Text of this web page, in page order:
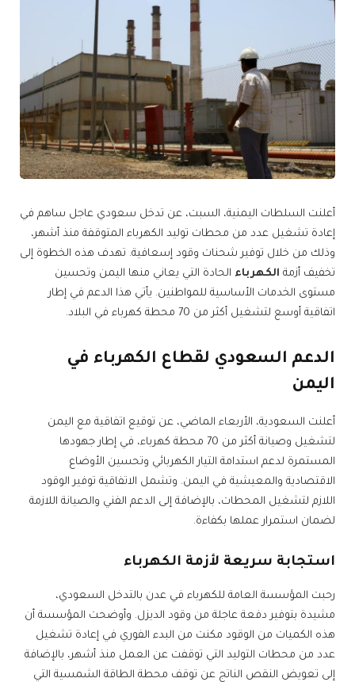
أعلنت السلطات اليمنية، السبت، عن تدخل سعودي عاجل ساهم في
إعادة تشغيل عدد من محطات توليد الكهرباء المتوقفة منذ أشهر،
وذلك من خلال توفير شحنات وقود إسعافية. تهدف هذه الخطوة إلى
تخفيف أزمة الكهرباء الحادة التي يعاني منها اليمن وتحسين
مستوى الخدمات الأساسية للمواطنين. يأتي هذا الدعم في إطار
اتفاقية أوسع لتشغيل أكثر من 70 محطة كهرباء في البلاد.
الدعم السعودي لقطاع الكهرباء في
اليمن
أعلنت السعودية، الأربعاء الماضي، عن توقيع اتفاقية مع اليمن
لتشغيل وصيانة أكثر من 70 محطة كهرباء، في إطار جهودها
المستمرة لدعم استدامة التيار الكهربائي وتحسين الأوضاع
الاقتصادية والمعيشية في اليمن. وتشمل الاتفاقية توفير الوقود
اللازم لتشغيل المحطات، بالإضافة إلى الدعم الفني والصيانة اللازمة
لضمان استمرار عملها بكفاءة.
استجابة سريعة لأزمة الكهرباء
رحبت المؤسسة العامة للكهرباء في عدن بالتدخل السعودي،
مشيدة بتوفير دفعة عاجلة من وقود الديزل. وأوضحت المؤسسة أن
هذه الكميات من الوقود مكنت من البدء الفوري في إعادة تشغيل
عدد من محطات التوليد التي توقفت عن العمل منذ أشهر، بالإضافة
إلى تعويض النقص الناتج عن توقف محطة الطاقة الشمسية التي